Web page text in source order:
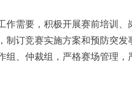
需要，积极开展赛前培训、
订竞赛实施方案和预防突发
组、仲裁组，严格赛场管理，